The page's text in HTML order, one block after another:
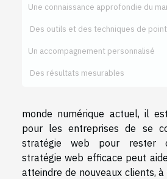
Une connaissance approfondie du
Des outils et des techniques de
Un accompagnement personnalisé
Des résultats mesurables
monde numérique actuel, il
pour les entreprises de se
stratégie web pour rester
stratégie web efficace peut
atteindre de nouveaux clients,